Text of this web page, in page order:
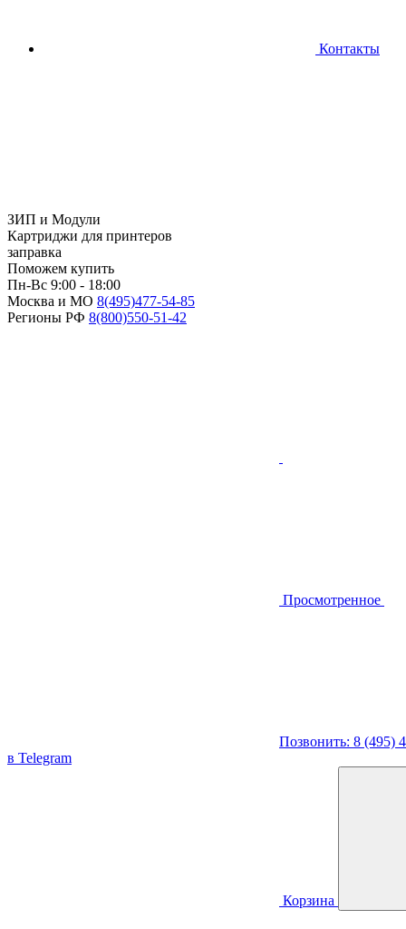
Контакты
ЗИП и Модули
Картриджи для принтеров
заправка
Поможем купить
Пн-Вс 9:00 - 18:00
Москва и МО 8(495)477-54-85
Регионы РФ 8(800)550-51-42
Просмотренное
Позвонить: 8 (495)
в Telegram
Корзина